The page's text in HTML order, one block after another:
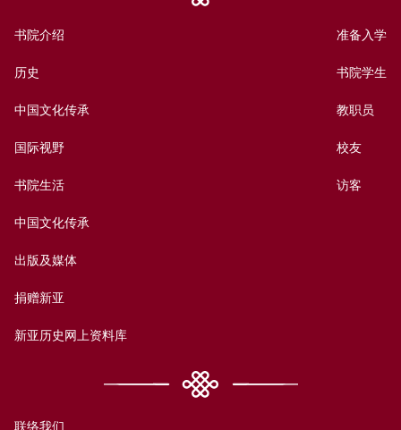
书院介绍
历史
中国文化传承
国际视野
书院生活
中国文化传承
出版及媒体
捐赠新亚
新亚历史网上资料库
准备入学
书院学生
教职员
校友
访客
联络我们